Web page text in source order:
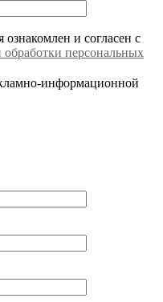
и согласен с
персональных
информационной